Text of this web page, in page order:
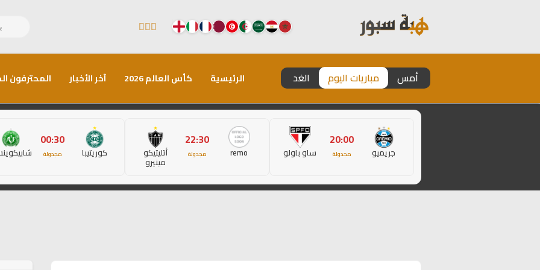
أمس مباريات اليوم الغد الرئيسية كأس العالم 2026 آخر الأخبار المحترفون
جريميو
20:00
مجدولة ساو باولو remo
22:30
مجدولة أتليتيكو
مينيرو
كوريتيبا
00:30
مجدولة